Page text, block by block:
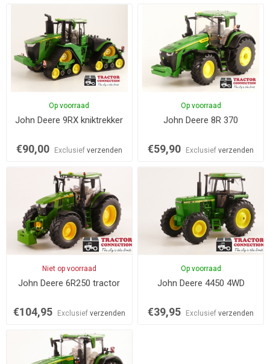
Op voorraad
John Deere 9RX kniktrekker
€90,00 Exclusief verzenden
Op voorraad
John Deere 8R 370
€59,90 Exclusiefverzenden
Niet op voorraad
John Deere 6R250 tractor
€104,95 Exclusief verzenden
Op voorraad
John Deere 4450 4WD
€39,95 Exclusiefverzenden